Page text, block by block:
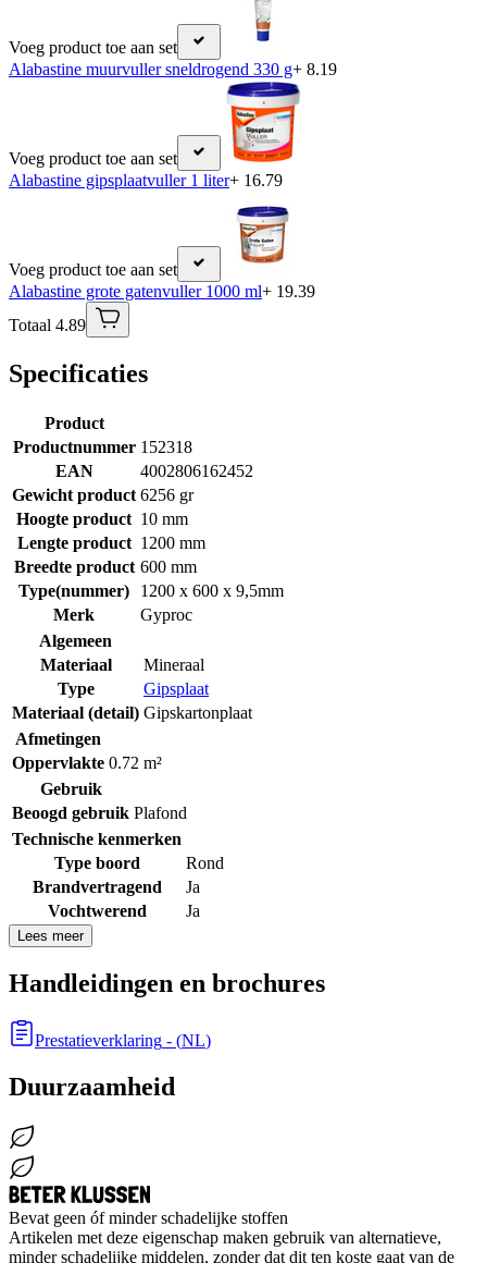
Voeg product toe aan set
Alabastine muurvuller sneldrogend 330 g+ 8.19
Voeg product toe aan set
Alabastine gipsplaatvuller 1 liter+ 16.79
Voeg product toe aan set
Alabastine grote gatenvuller 1000 ml+ 19.39
Totaal 4.89
Specificaties
Product
Productnummer 152318
EAN
4002806162452
Gewicht product 6256 gr
Hoogte product 10 mm
Lengte product 1200 mm
Breedte product 600 mm
Type(nummer)
1200 x 600 x 9,5mm
Merk
Gyproc
Algemeen
Materiaal
Mineraal
Type
Gipsplaat
Materiaal (detail) Gipskartonplaat
Afmetingen
Oppervlakte 0.72 m²
Gebruik
Beoogd gebruik Plafond
Technische kenmerken
Type boord
Rond
Brandvertragend
Ja
Vochtwerend
Ja
Lees meer
Handleidingen en brochures
Prestatieverklaring - (NL)
Duurzaamheid
Bevat geen óf minder schadelijke stoffen
Artikelen met deze eigenschap maken gebruik van alternatieve,
minder schadelijke middelen, zonder dat dit ten koste gaat van de